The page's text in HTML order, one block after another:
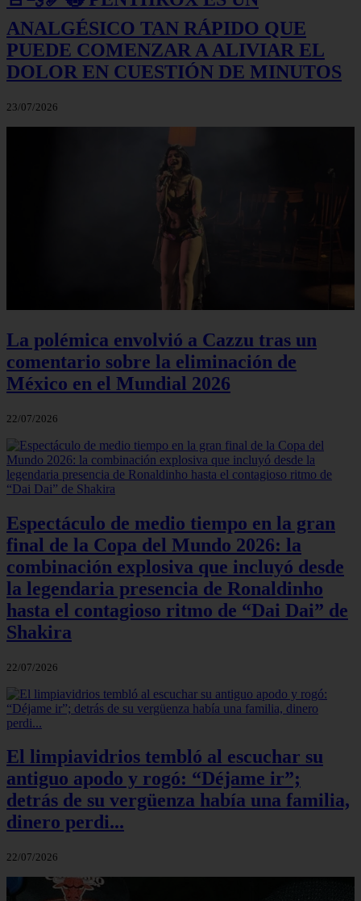
ANALGÉSICO TAN RÁPIDO QUE
PUEDE COMENZAR A ALIVIAR EL
DOLOR EN CUESTIÓN DE MINUTOS
23/07/2026
La polémica envolvió a Cazzu tras un
comentario sobre la eliminación de
México en el Mundial 2026
22/07/2026
Espectáculo de medio tiempo en la gran
final de la Copa del Mundo 2026: la
combinación explosiva que incluyó desde
la legendaria presencia de Ronaldinho
hasta el contagioso ritmo de “Dai Dai” de
Shakira
22/07/2026
El limpiavidrios tembló al escuchar su
antiguo apodo y rogó: “Déjame ir”;
detrás de su vergüenza había una familia,
dinero perdi...
22/07/2026